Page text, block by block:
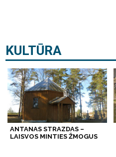
KULTŪRA
ANTANAS STRAZDAS –
LAISVOS MINTIES ŽMOGUS